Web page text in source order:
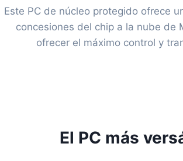
Este PC de núcleo protegido ofrece
concesiones del chip a la nube de
ofrecer el máximo control y
El PC más